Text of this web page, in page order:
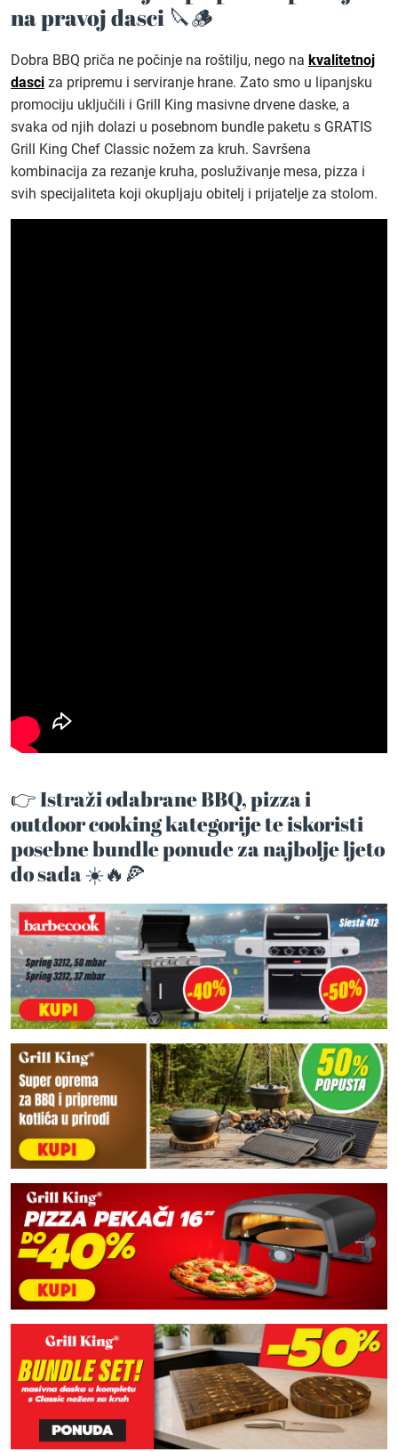
na pravoj dasci 🔪🪵
Dobra BBQ priča ne počinje na roštilju, nego na kvalitetnoj
dasci za pripremu i serviranje hrane. Zato smo u lipanjsku
promociju uključili i Grill King masivne drvene daske, a
svaka od njih dolazi u posebnom bundle paketu s GRATIS
Grill King Chef Classic nožem za kruh. Savršena
kombinacija za rezanje kruha, posluživanje mesa, pizza i
svih specijaliteta koji okupljaju obitelj i prijatelje za stolom.
👉 Istraži odabraneBBQ,pizzai
outdoor cookingkategorije te iskoristi
posebne bundle ponude za najbolje ljeto
do sada ☀️🔥🍕